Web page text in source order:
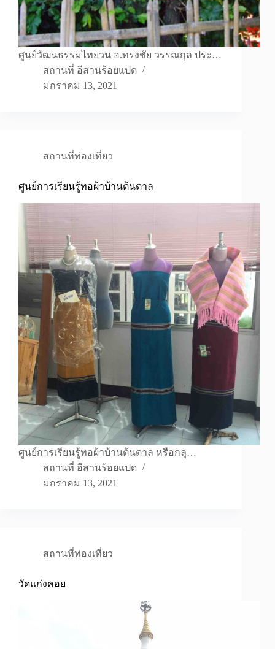
ศูนย์วัฒนธรรมไทยวน อ.ทรงชัย วรรณกุล ประ…
สถานที่ อีสานร้อยแปด
มกราคม 13, 2021
สถานที่ท่องเที่ยว
ศูนย์การเรียนรู้ทอผ้าบ้านต้นตาล
ศูนย์การเรียนรู้ทอผ้าบ้านต้นตาล หรือกลุ…
สถานที่ อีสานร้อยแปด
มกราคม 13, 2021
สถานที่ท่องเที่ยว
วัดแก่งคอย